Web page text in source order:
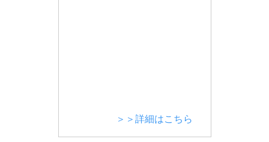
＞＞詳細はこちら